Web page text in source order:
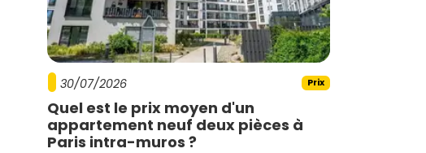
30/07/2026 Prix
Quel est le prix moyen d'un
appartement neuf deux pièces à
Paris intra-muros ?